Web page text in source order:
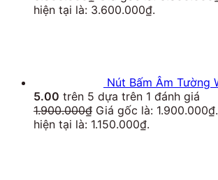
hiện tại là: 3.600.000₫.
Nút Bấm Âm Tường
5.00 trên 5 dựa trên 1 đánh giá
1.900.000₫ Giá gốc là: 1.900.000₫.
hiện tại là: 1.150.000₫.